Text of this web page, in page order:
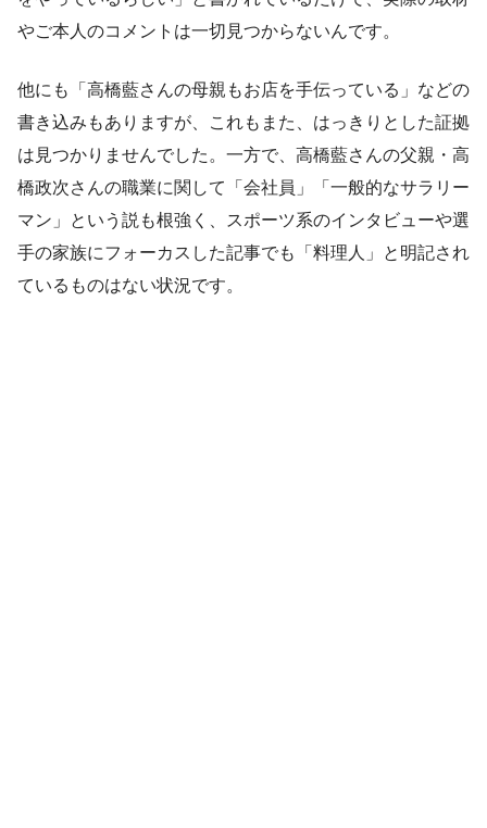
やご本人のコメントは一切見つからないんです。
他にも「高橋藍さんの母親もお店を手伝っている」などの
書き込みもありますが、これもまた、はっきりとした証拠
は見つかりませんでした。一方で、高橋藍さんの父親・高
橋政次さんの職業に関して「会社員」「一般的なサラリー
マン」という説も根強く、スポーツ系のインタビューや選
手の家族にフォーカスした記事でも「料理人」と明記され
ているものはない状況です。